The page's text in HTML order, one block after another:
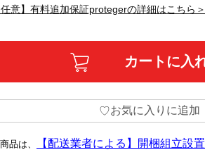
意】有料追加保証protegerの詳細はこちら＞
♡お気に入りに追加
品は、 【配送業者による】開梱組立設置